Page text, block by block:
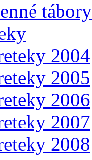
tábory
2004
2005
2006
2007
2008